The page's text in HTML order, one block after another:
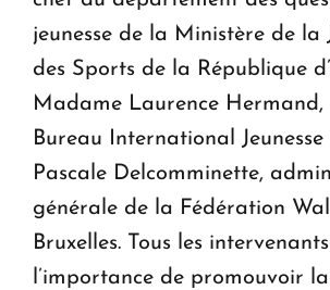
jeunesse de la Ministère de la
des Sports de la République
Madame Laurence
Bureau International
Pascale Delcomminette,
générale de la Fédération
Bruxelles. Tous les
l’importance de promouvoir